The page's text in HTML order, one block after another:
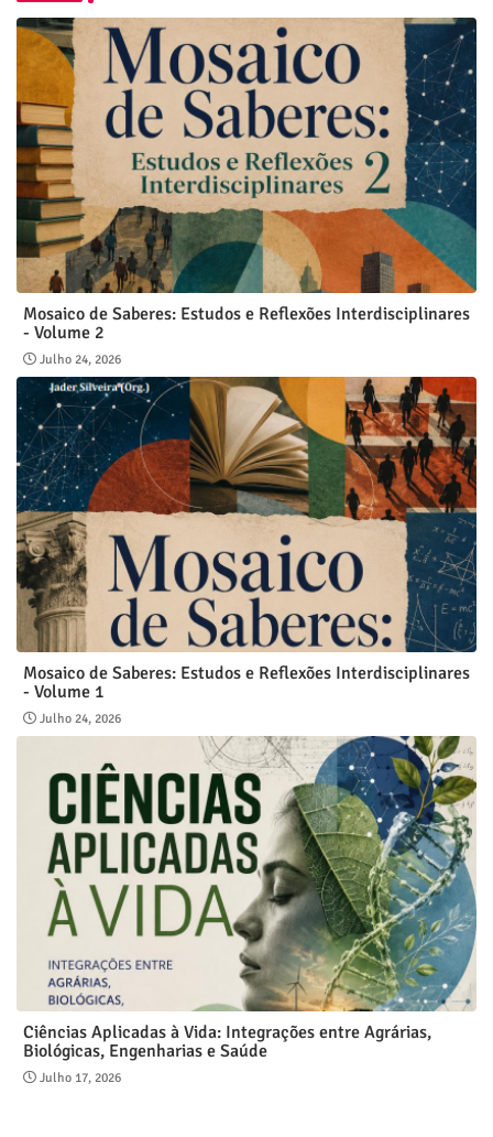
Mosaico de Saberes: Estudos e Reflexões Interdisciplinares
- Volume 2
Julho 24, 2026
Mosaico de Saberes: Estudos e Reflexões Interdisciplinares
- Volume 1
Julho 24, 2026
Ciências Aplicadas à Vida: Integrações entre Agrárias,
Biológicas, Engenharias e Saúde
Julho 17, 2026